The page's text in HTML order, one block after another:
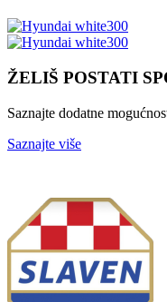
ŽELIŠ POSTATI
Saznajte dodatne
Saznajte više